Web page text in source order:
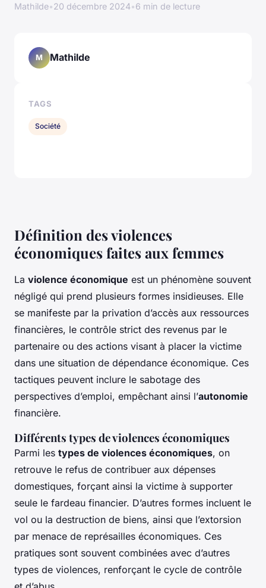
Mathilde•20 décembre 2024•6 min de lecture
Définition des violences
économiques faites aux femmes
La violence économique est un phénomène souvent
négligé qui prend plusieurs formes insidieuses. Elle
se manifeste par la privation d’accès aux ressources
financières, le contrôle strict des revenus par le
partenaire ou des actions visant à placer la victime
dans une situation de dépendance économique. Ces
tactiques peuvent inclure le sabotage des
perspectives d’emploi, empêchant ainsi l’autonomie
financière.
Différents types de violences économiques
Parmi les types de violences économiques, on
retrouve le refus de contribuer aux dépenses
domestiques, forçant ainsi la victime à supporter
seule le fardeau financier. D’autres formes incluent le
vol ou la destruction de biens, ainsi que l’extorsion
par menace de représailles économiques. Ces
pratiques sont souvent combinées avec d’autres
types de violences, renforçant le cycle de contrôle
M Mathilde
TAGS
Société